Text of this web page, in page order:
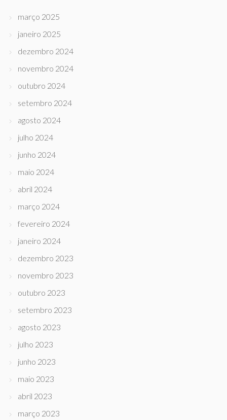
março 2025
janeiro 2025
dezembro 2024
novembro 2024
outubro 2024
setembro 2024
agosto 2024
julho 2024
junho 2024
maio 2024
abril 2024
março 2024
fevereiro 2024
janeiro 2024
dezembro 2023
novembro 2023
outubro 2023
setembro 2023
agosto 2023
julho 2023
junho 2023
maio 2023
abril 2023
março 2023